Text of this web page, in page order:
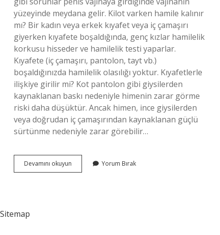
yüzeyinde meydana gelir. Kilot varken hamile kalınır
mı? Bir kadın veya erkek kıyafet veya iç çamaşırı
giyerken kıyafete boşaldığında, genç kızlar hamilelik
korkusu hisseder ve hamilelik testi yaparlar.
Kıyafete (iç çamaşırı, pantolon, tayt vb.)
boşaldığınızda hamilelik olasılığı yoktur. Kıyafetlerle
ilişkiye girilir mi? Kot pantolon gibi giysilerden
kaynaklanan baskı nedeniyle himenin zarar görme
riski daha düşüktür. Ancak himen, ince giysilerden
veya doğrudan iç çamaşırından kaynaklanan güçlü
sürtünme nedeniyle zarar görebilir…
Devamını okuyun Sürtünme
Cinsel
Yorum Bırak
Sitemap